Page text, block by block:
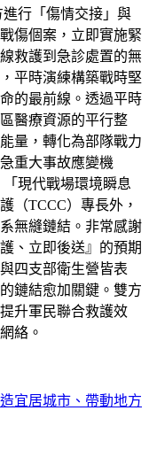
行「傷情交接」與
傷個案，立即實施緊
救護到急診處置的無
平時演練構築戰時堅
的最前線。透過平時
醫療資源的平行整
量，轉化為部隊戰力
重大事故應變機
現代戰場環境瞬息
（TCCC）專長外，
無縫鏈結。非常感謝
、立即後送』的預期
四支部衛生營皆表
鏈結愈加關鍵。雙方
升軍民聯合救護效
絡。
宜居城市、帶動地方